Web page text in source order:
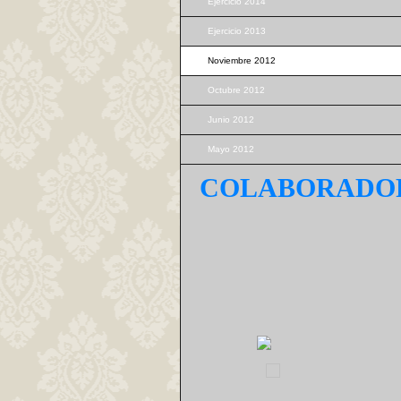
Ejercicio 2013
Noviembre 2012
Octubre 2012
Junio 2012
Mayo 2012